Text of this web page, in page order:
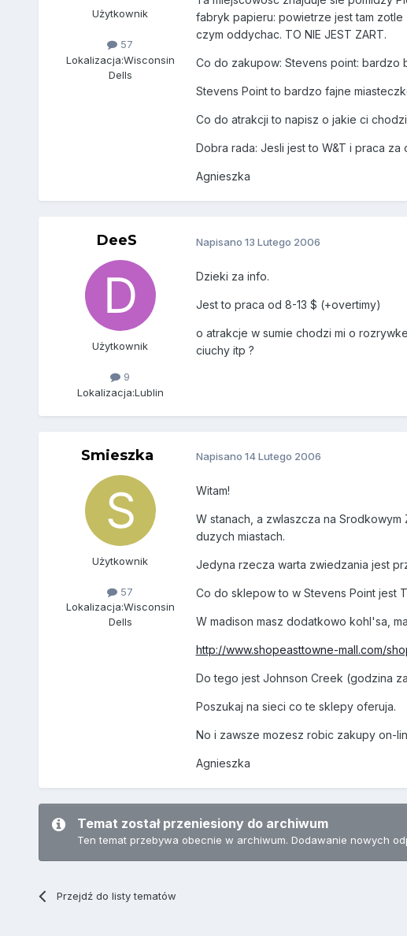
Użytkownik
57
Lokalizacja:Wisconsin
Dells
fabryk papieru: powietrze jest tam
czym oddychac. TO NIE JEST ZART.
Co do zakupow: Stevens point: bardzo
Stevens Point to bardzo fajne
Co do atrakcji to napisz o jakie ci
Dobra rada: Jesli jest to W&T i praca
Agnieszka
DeeS
Użytkownik
9
Lokalizacja:Lublin
Napisano 13 Lutego 2006
Dzieki za info.
Jest to praca od 8-13 $ (+overtimy)
o atrakcje w sumie chodzi mi o
ciuchy itp ?
Smieszka
Użytkownik
57
Lokalizacja:Wisconsin
Dells
Napisano 14 Lutego 2006
Witam!
W stanach, a zwlaszcza na
duzych miastach.
Jedyna rzecza warta zwiedzania jest
Co do sklepow to w Stevens Point jest
W madison masz dodatkowo kohl'sa,
http://www.shopeasttowne-mall.com/
Do tego jest Johnson Creek (godzina
Poszukaj na sieci co te sklepy oferuja.
No i zawsze mozesz robic zakupy on-
Agnieszka
Temat został przeniesiony do archiwum
Ten temat przebywa obecnie w archiwum. Dodawanie nowych
Przejdź do listy tematów